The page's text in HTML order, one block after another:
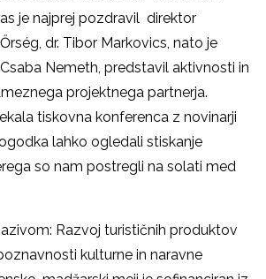
je najprej pozdravil direktor
dr. Tibor Markovics, nato je
Nemeth, predstavil aktivnosti in
projektnega partnerja.
tiskovna konferenca z novinarji
lahko ogledali stiskanje
so nam postregli na solati med
Razvoj turističnih produktov
kulturne in naravne